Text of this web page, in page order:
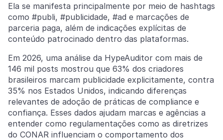
Ela se manifesta principalmente por meio de hashtags
como #publi, #publicidade, #ad e marcações de
parceria paga, além de indicações explícitas de
conteúdo patrocinado dentro das plataformas.
Em 2026, uma análise da HypeAuditor com mais de
146 mil posts mostrou que 63% dos criadores
brasileiros marcam publicidade explicitamente, contra
35% nos Estados Unidos, indicando diferenças
relevantes de adoção de práticas de compliance e
confiança. Esses dados ajudam marcas e agências a
entender como regulamentações como as diretrizes
do CONAR influenciam o comportamento dos